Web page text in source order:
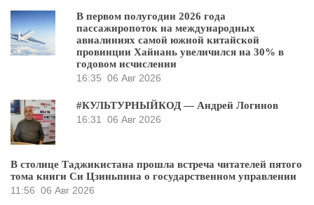
В первом полугодии 2026 года
пассажиропоток на международных
авиалиниях самой южной китайской
провинции Хайнань увеличился на 30% в
годовом исчислении
16:35 06 Авг 2026
#КУЛЬТУРНЫЙКОД — Андрей Логинов
16:31
06 Авг 2026
В столице Таджикистана прошла встреча читателей пятого
тома книги Си Цзиньпина о государственном управлении
11:56 06 Авг 2026